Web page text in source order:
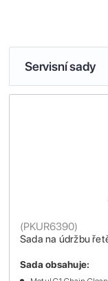
Servisní sady
Sada na údržbu
(PKUR6390)
Sada obsahuje: